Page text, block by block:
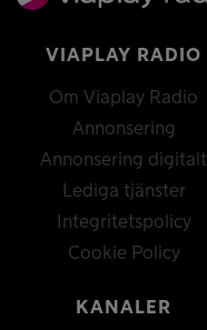
VIAPLAY RADIO
Om Viaplay Radio
Annonsering
Annonsering digitalt
Lediga tjänster
Integritetspolicy
Cookie Policy
KANALER